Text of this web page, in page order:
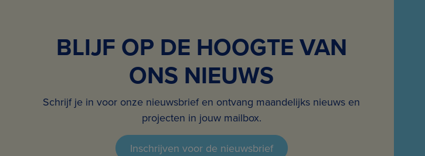
BLIJF OP DE HOOGTE VAN
ONS NIEUWS
Schrijf je in voor onze nieuwsbrief en ontvang maandelijks nieuws en
projecten in jouw mailbox.
Inschrijven voor de nieuwsbrief